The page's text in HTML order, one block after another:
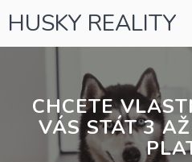
HUSKY REALITY
CHCETE
VÁS STÁT 3